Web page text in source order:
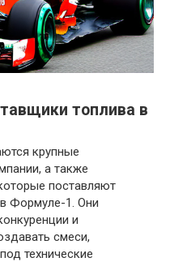
топлива в
крупные
а также
поставляют
Формуле-1. Они
и
смеси,
технические